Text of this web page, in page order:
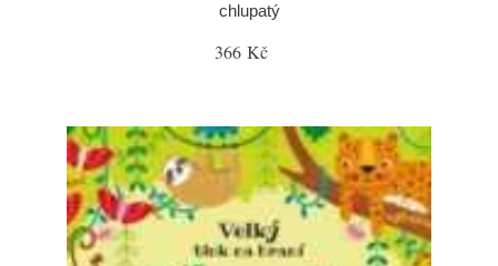
chlupatý
366 Kč